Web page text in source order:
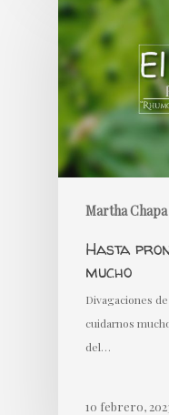
Martha Chapa
Hasta
mucho
Divagaciones
cuidarnos
del…
10 febrero,